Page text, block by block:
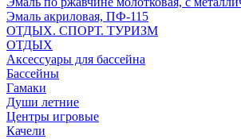
Эмаль акриловая, ПФ-115
ОТДЫХ. СПОРТ. ТУРИЗМ
ОТДЫХ
Аксессуары для бассейна
Бассейны
Гамаки
Души летние
Центры игровые
Качели